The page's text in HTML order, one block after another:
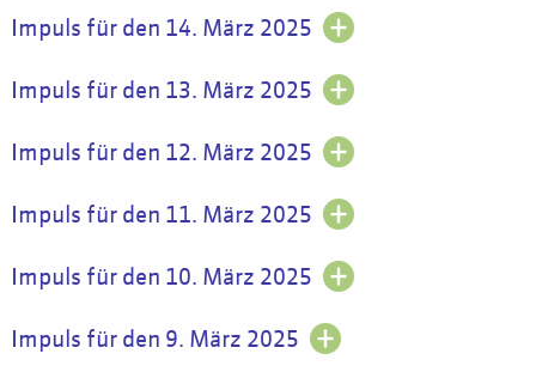
Impuls für den 14. März 2025
Impuls für den 13. März 2025
Impuls für den 12. März 2025
Impuls für den 11. März 2025
Impuls für den 10. März 2025
Impuls für den 9. März 2025